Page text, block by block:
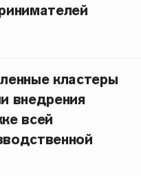
кластеры
внедрения
всей